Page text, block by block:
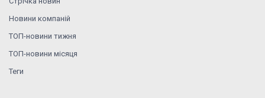
Новини компаній
ТОП-новини тижня
ТОП-новини місяця
Теги